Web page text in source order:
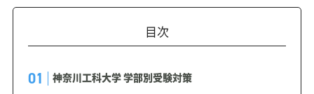
目次
神奈川工科大学 学部別受験対策